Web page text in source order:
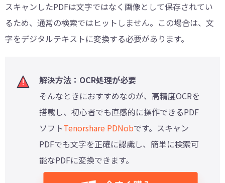
スキャンしたPDFは文字ではなく画像として保存されてい
るため、通常の検索ではヒットしません。この場合は、文
字をデジタルテキストに変換する必要があります。
解決方法：OCR処理が必要
そんなときにおすすめなのが、高精度OCRを
搭載し、初心者でも直感的に操作できるPDF
ソフトTenorshare PDNobです。スキャン
PDFでも文字を正確に認識し、簡単に検索可
能なPDFに変換できます。